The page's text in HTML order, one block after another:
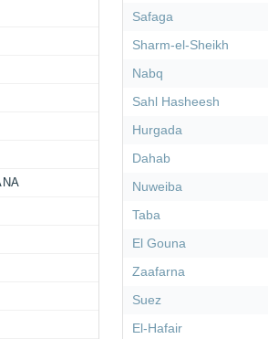
Safaga
Sharm-el-Sheikh
Nabq
Sahl Hasheesh
Hurgada
Dahab
Nuweiba
Taba
El Gouna
Zaafarna
Suez
El-Hafair